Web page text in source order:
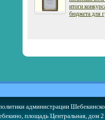
итоги
бюджета для
администрации
площадь Центральная, дом 2